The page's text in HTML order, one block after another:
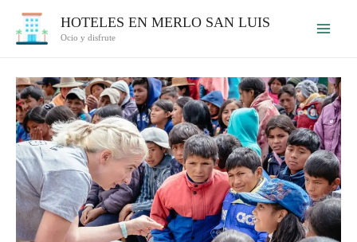
HOTELES EN MERLO SAN LUIS
Ocio y disfrute